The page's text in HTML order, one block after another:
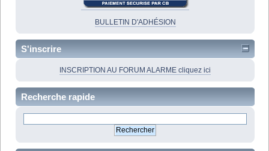
BULLETIN D'ADHÉSION
S'inscrire
INSCRIPTION AU FORUM ALARME cliquez ici
Recherche rapide